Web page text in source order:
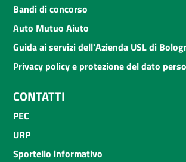
Bandi di concorso
Auto Mutuo Aiuto
Guida ai servizi dell'Azienda USL di
Privacy policy e protezione del dato
CONTATTI
PEC
URP
Sportello informativo